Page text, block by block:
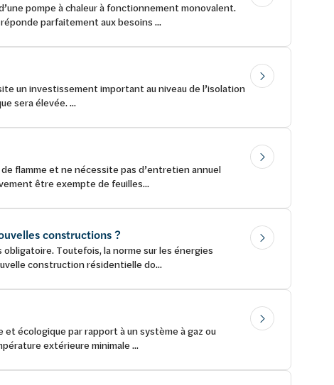
pompe à chaleur à fonctionnement monovalent.
parfaitement aux besoins ...
un investissement important au niveau de l’isolation
sera élevée. ...
flamme et ne nécessite pas d’entretien annuel
être exempte de feuilles...
constructions ?
obligatoire. Toutefois, la norme sur les énergies
construction résidentielle do...
écologique par rapport à un système à gaz ou
extérieure minimale ...